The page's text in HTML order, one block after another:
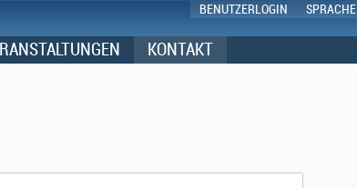
BENUTZERLOGIN SPRACHE
KONTAKT